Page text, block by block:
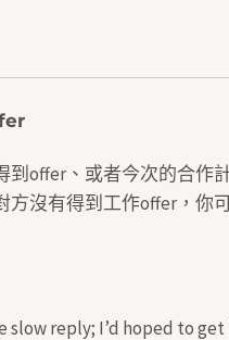
到offer、或者今次的合作
沒有得到工作offer，你
slow reply; I’d hoped to